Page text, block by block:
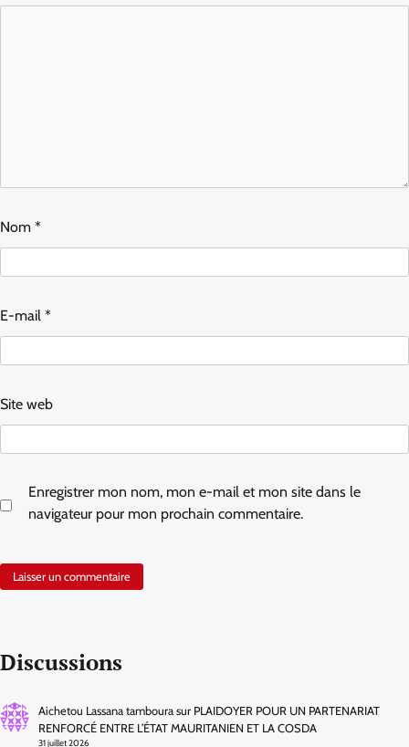
Nom *
E-mail *
Site web
Enregistrer mon nom, mon e-mail et mon site dans le
navigateur pour mon prochain commentaire.
Discussions
Aichetou Lassana tambourasur PLAIDOYER POUR UN PARTENARIAT
RENFORCÉ ENTRE L’ÉTAT MAURITANIEN ET LA COSDA
31 juillet 2026